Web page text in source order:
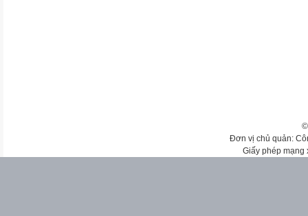
Đơn vị chủ quản:
Giấy phép mạng